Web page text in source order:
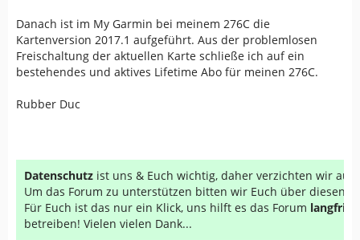
Danach ist im My Garmin bei meinem 276C die
Kartenversion 2017.1 aufgeführt. Aus der problemlosen
Freischaltung der aktuellen Karte schließe ich auf ein
bestehendes und aktives Lifetime Abo für meinen 276C.
Rubber Duc
Datenschutz ist uns & Euch wichtig, daher verzichten wir auf
Um das Forum zu unterstützen bitten wir Euch über diesen
Für Euch ist das nur ein Klick, uns hilft es das Forum
betreiben! Vielen vielen Dank...